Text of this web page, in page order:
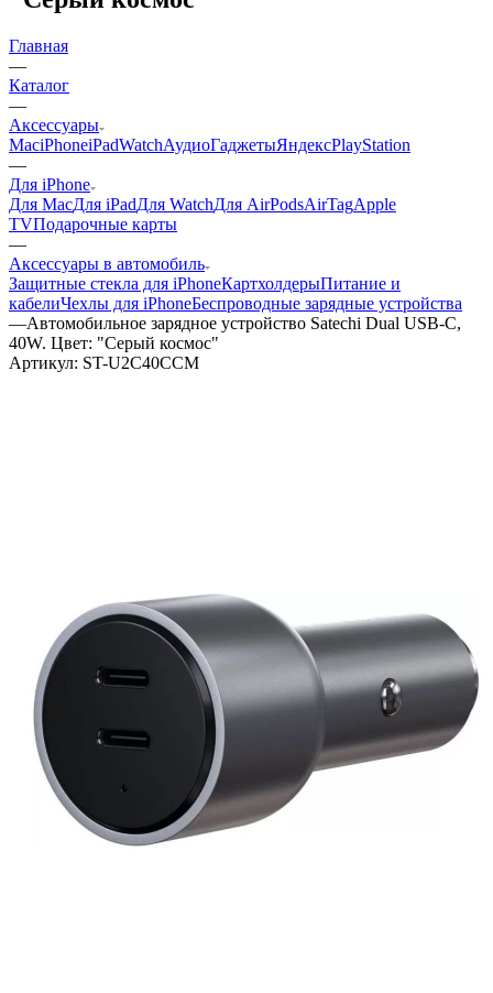
Главная
—
Каталог
—
Аксессуары
MaciPhoneiPadWatchАудиоГаджетыЯндексPlayStation
—
Для iPhone
Для MacДля iPadДля WatchДля AirPodsAirTagApple
TVПодарочные карты
—
Аксессуары в автомобиль
Защитные стекла для iPhoneКартхолдерыПитание и
кабелиЧехлы для iPhoneБеспроводные зарядные устройства
—Автомобильное зарядное устройство Satechi Dual USB-C,
40W. Цвет: "Серый космос"
Артикул: ST-U2C40CCM